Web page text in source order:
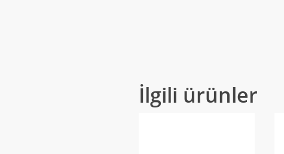
İlgili ürünler